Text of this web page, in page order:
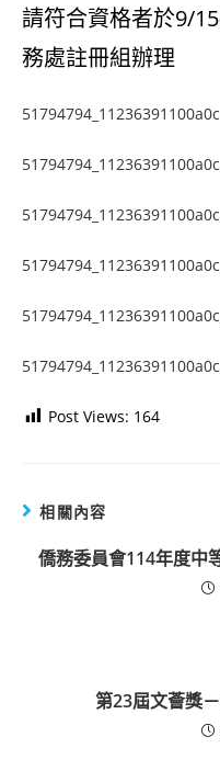
請符合資格者於9/
務處註冊組辦理
51794794_11236391100a0c
Post Views: 164
相關內容
僑務委員會114年度中
第23屆文薈獎